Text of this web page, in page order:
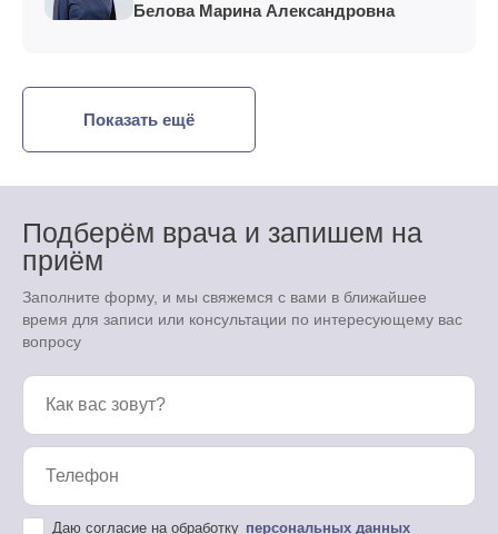
Белова Марина Александровна
Показать ещё
Подберём врача и запишем на
приём
Заполните форму, и мы свяжемся с вами в ближайшее
время для записи или консультации по интересующему вас
вопросу
Даю согласие на обработку персональных данных